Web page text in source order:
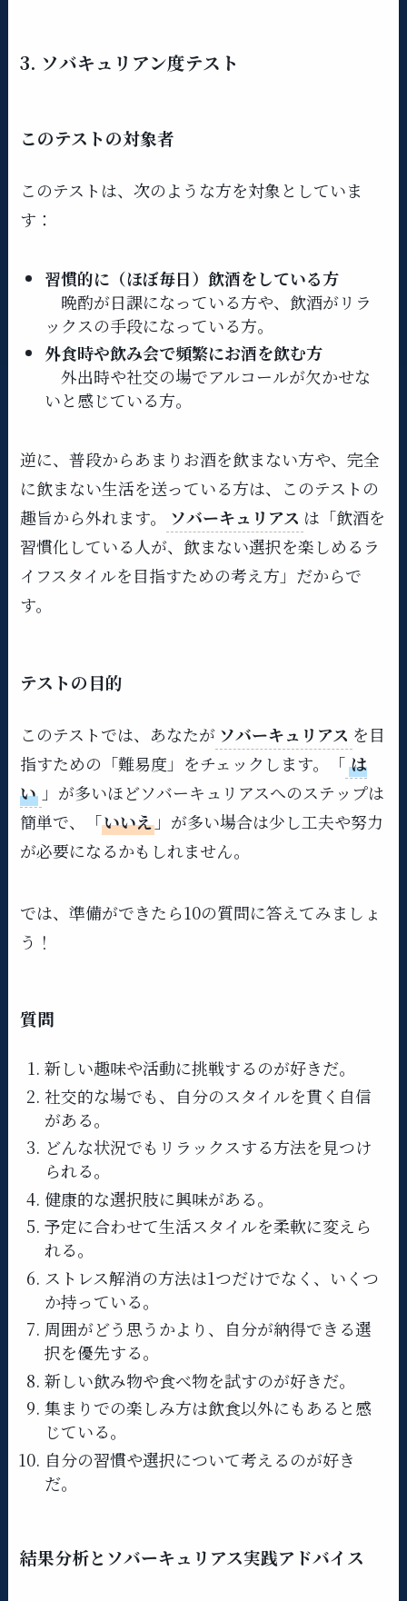
3. ソバキュリアン度テスト
このテストの対象者
このテストは、次のような方を対象としていま
す：
習慣的に（ほぼ毎日）飲酒をしている方
晩酌が日課になっている方や、飲酒がリラ
ックスの手段になっている方。
外食時や飲み会で頻繁にお酒を飲む方
外出時や社交の場でアルコールが欠かせな
いと感じている方。
逆に、普段からあまりお酒を飲まない方や、完全
に飲まない生活を送っている方は、このテストの
趣旨から外れます。
ソバーキュリアス は「飲酒を
習慣化している人が、飲まない選択を楽しめるラ
イフスタイルを目指すための考え方」だからで
す。
テストの目的
このテストでは、あなたが ソバーキュリアス を目
指すための「難易度」をチェックします。「 は
い 」が多いほどソバーキュリアスへのステップは
簡単で、「いいえ 」が多い場合は少し工夫や努力
が必要になるかもしれません。
では、準備ができたら10の質問に答えてみましょ
う！
質問
新しい趣味や活動に挑戦するのが好きだ。
社交的な場でも、自分のスタイルを貫く自信
がある。
どんな状況でもリラックスする方法を見つけ
られる。
健康的な選択肢に興味がある。
予定に合わせて生活スタイルを柔軟に変えら
れる。
ストレス解消の方法は1つだけでなく、いくつ
か持っている。
周囲がどう思うかより、自分が納得できる選
択を優先する。
新しい飲み物や食べ物を試すのが好きだ。
集まりでの楽しみ方は飲食以外にもあると感
じている。
自分の習慣や選択について考えるのが好き
だ。
結果分析とソバーキュリアス実践アドバイス